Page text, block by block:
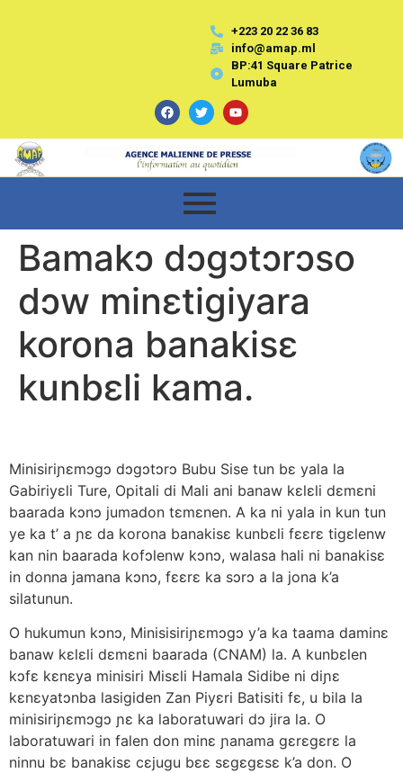
+223 20 22 36 83
info@amap.ml
BP:41 Square Patrice
Lumuba
Bamakɔ dɔgɔtɔrɔso
dɔw minɛtigiyara
korona banakisɛ
kunbɛli kama.
Minisiriɲɛmɔgɔ dɔgɔtɔrɔ Bubu Sise tun bɛ yala la
Gabiriyɛli Ture, Opitali di Mali ani banaw kɛlɛli dɛmɛni
baarada kɔnɔ jumadon tɛmɛnen. A ka ni yala in kun tun
ye ka t’ a ɲɛ da korona banakisɛ kunbɛli fɛɛrɛ tigɛlenw
kan nin baarada kofɔlenw kɔnɔ, walasa hali ni banakisɛ
in donna jamana kɔnɔ, fɛɛrɛ ka sɔrɔ a la jona k’a
silatunun.
O hukumun kɔnɔ, Minisisiriɲɛmɔgɔ y’a ka taama daminɛ
banaw kɛlɛli dɛmɛni baarada (CNAM) la. A kunbɛlen
kɔfɛ kɛnɛya minisiri Misɛli Hamala Sidibe ni diɲɛ
kɛnɛyatɔnba lasigiden Zan Piyɛri Batisiti fɛ, u bila la
minisiriɲɛmɔgɔ ɲɛ ka laboratuwari dɔ jira la. O
laboratuwari in falen don minɛ ɲanama gɛrɛgɛrɛ la
ninnu bɛ banakisɛ cɛjugu bɛɛ sɛgɛgɛsɛ k’a don. O